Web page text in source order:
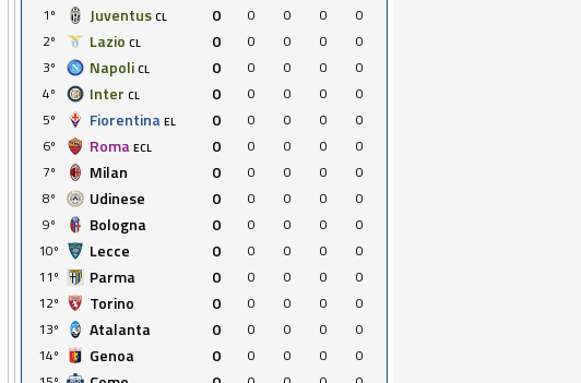
1º Juventus CL 0 0 0 0
0
2º
Lazio CL 0 0 0 0
0
3º
Napoli CL 0 0 0 0
0
4º
Inter CL 0 0 0 0
0
5º
Fiorentina EL 0 0 0 0
0
6º
Roma ECL 0 0 0 0
0
7º
Milan 0 0 0 0
0
8º
Udinese 0 0 0 0
0
9º
Bologna 0 0 0 0
0
10º
Lecce 0 0 0 0
0
11º
Parma 0 0 0 0
0
12º
Torino 0 0 0 0
0
13º
Atalanta 0 0 0 0
0
14º
Genoa 0 0 0 0
0